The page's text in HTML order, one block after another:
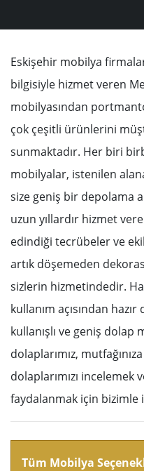
Eskişehir mobilya
bilgisiyle hizmet veren
mobilyasından
çok çeşitli ürünlerini
sunmaktadır. Her biri
mobilyalar, istenilen
size geniş bir depolama
uzun yıllardır hizmet
edindiği tecrübeler ve
artık döşemeden
sizlerin hizmetindedir.
kullanım açısından
kullanışlı ve geniş dolap
dolaplarımız,
dolaplarımızı incelemek
faydalanmak için bizimle
Tüm Mobilya